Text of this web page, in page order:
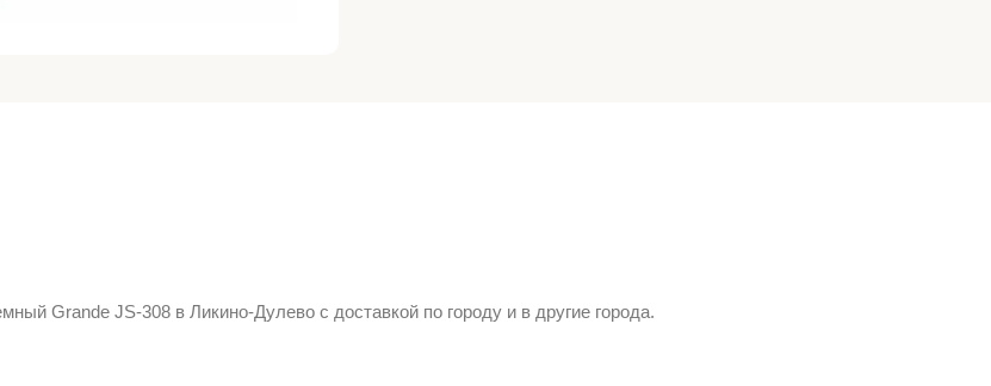
Grande JS-308 в Ликино-Дулево с доставкой по городу и в другие города.